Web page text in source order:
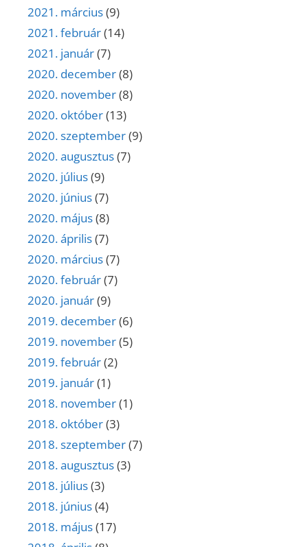
2021. március(9)
2021. február(14)
2021. január(7)
2020. december(8)
2020. november(8)
2020. október(13)
2020. szeptember(9)
2020. augusztus(7)
2020. július(9)
2020. június(7)
2020. május(8)
2020. április(7)
2020. március(7)
2020. február(7)
2020. január(9)
2019. december(6)
2019. november(5)
2019. február(2)
2019. január(1)
2018. november(1)
2018. október(3)
2018. szeptember(7)
2018. augusztus(3)
2018. július(3)
2018. június(4)
2018. május(17)